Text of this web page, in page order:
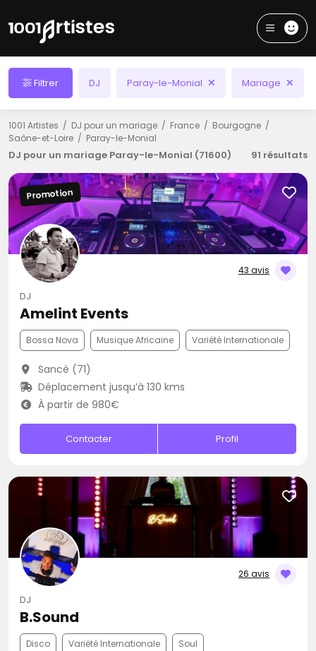
Filtrer DJ Paray-le-Monial Mariage
1001 Artistes DJ pour un mariage France
Bourgogne
Saône-et-Loire
Paray-le-Monial
DJ pour un mariage Paray-le-Monial (71600) 91 résultats
43 avis
Promotion
DJ
Amelint Events
Bossa Nova Musique Africaine Variété Internationale
Sancé (71)
Déplacement jusqu’à 130 kms
À partir de 980€
Contacter Profil
26 avis
DJ
B.Sound
Disco Variété Internationale Soul